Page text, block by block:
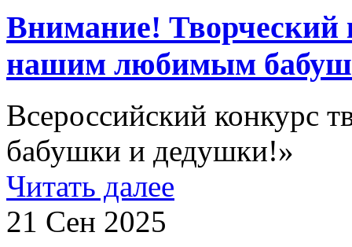
Внимание!
нашим любимым
Всероссийский конкурс
бабушки и дедушки!»
Читать далее
21 Сен 2025